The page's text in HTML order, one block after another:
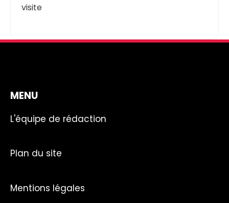
visite
MENU
L'équipe de rédaction
Plan du site
Mentions légales